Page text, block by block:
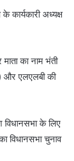
कार्यकारी अध्यक्ष
का नाम भंती
और एलएलबी की
के लिए
विधानसभा चुनाव